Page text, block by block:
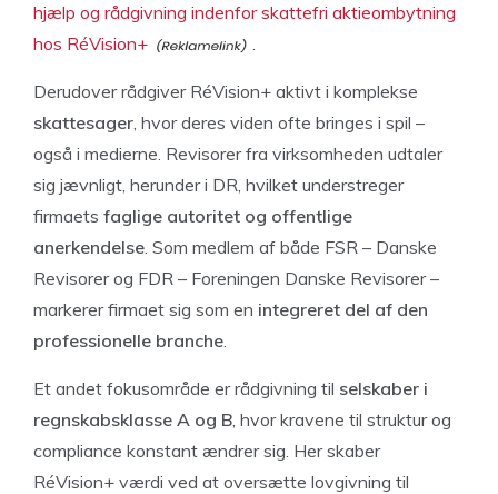
hjælp og rådgivning indenfor skattefri aktieombytning
hos RéVision+
.
Derudover rådgiver RéVision+ aktivt i komplekse
skattesager, hvor deres viden ofte bringes i spil –
også i medierne. Revisorer fra virksomheden udtaler
sig jævnligt, herunder i DR, hvilket understreger
firmaets faglige autoritet og offentlige
anerkendelse. Som medlem af både FSR – Danske
Revisorer og FDR – Foreningen Danske Revisorer –
markerer firmaet sig som en integreret del af den
professionelle branche.
Et andet fokusområde er rådgivning til selskaber i
regnskabsklasse A og B, hvor kravene til struktur og
compliance konstant ændrer sig. Her skaber
RéVision+ værdi ved at oversætte lovgivning til